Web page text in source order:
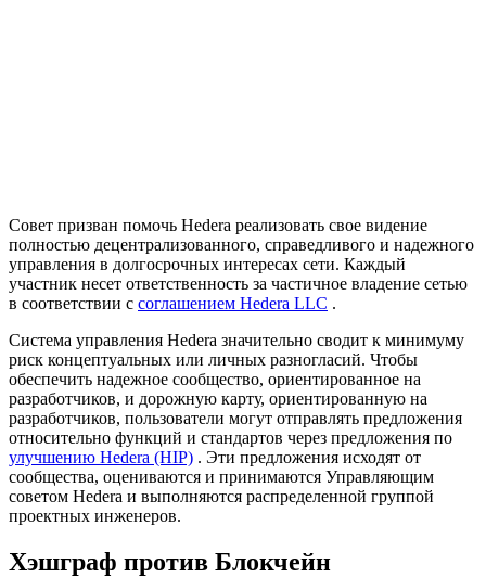
Совет призван помочь Hedera реализовать свое видение
полностью децентрализованного, справедливого и надежного
управления в долгосрочных интересах сети. Каждый
участник несет ответственность за частичное владение сетью
в соответствии с соглашением Hedera LLC .
Система управления Hedera значительно сводит к минимуму
риск концептуальных или личных разногласий. Чтобы
обеспечить надежное сообщество, ориентированное на
разработчиков, и дорожную карту, ориентированную на
разработчиков, пользователи могут отправлять предложения
относительно функций и стандартов через предложения по
улучшению Hedera (HIP) . Эти предложения исходят от
сообщества, оцениваются и принимаются Управляющим
советом Hedera и выполняются распределенной группой
проектных инженеров.
Хэшграф против Блокчейн